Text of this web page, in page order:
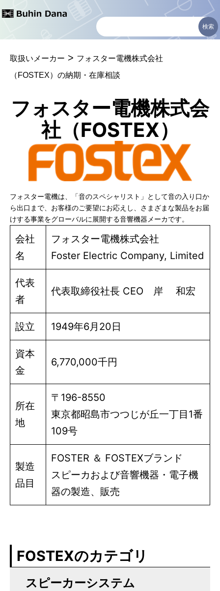
コ
テ
取扱いメーカー > フォスター電機株式会社
（FOSTEX）の納期・在庫相談
フォスター電機株式会
社（FOSTEX）
フォスター電機は、「音のスペシャリスト」として音の入り口か
ら出口まで、お客様のご要望にお応えし、さまざまな製品をお届
けする事業をグローバルに展開する音響機器メーカです。
会社
名
フォスター電機株式会社
Foster Electric Company, Limited
代表
者
代表取締役社長 CEO 岸 和宏
設立 1949年6月20日
資本
金
6,770,000千円
所在
地
〒196-8550
東京都昭島市つつじが丘一丁目1番
109号
製造
品目
FOSTER ＆ FOSTEXブランド
スピーカおよび音響機器・電子機
器の製造、販売
FOSTEXのカテゴリ
スピーカーシステム